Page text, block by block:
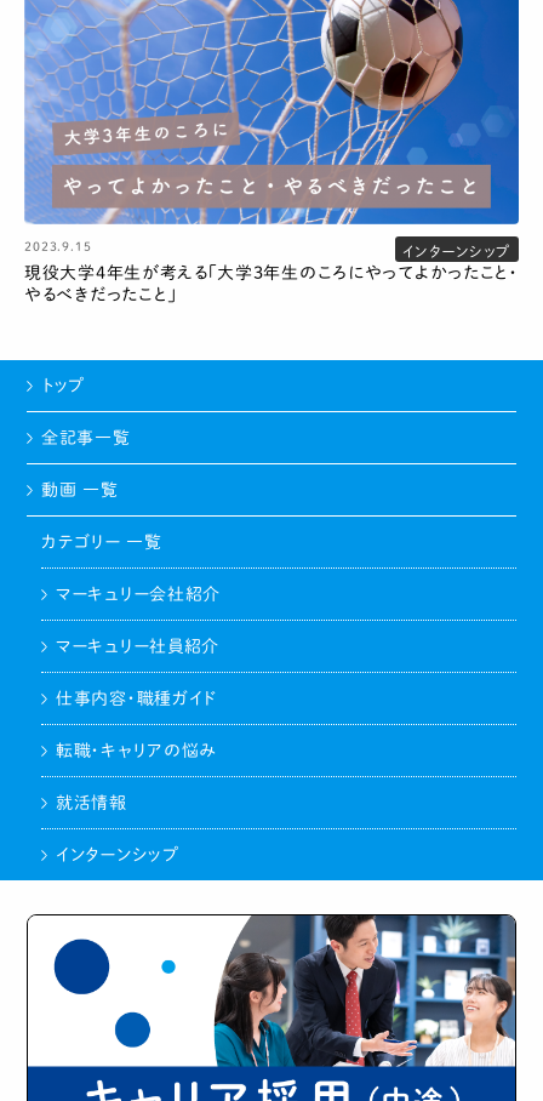
2023.9.15 インターンシップ
現役大学4年生が考える「大学3年生のころにやってよかったこと・
やるべきだったこと」
トップ
全記事一覧
動画 一覧
カテゴリー 一覧
マーキュリー会社紹介
マーキュリー社員紹介
仕事内容・職種ガイド
転職・キャリアの悩み
就活情報
インターンシップ